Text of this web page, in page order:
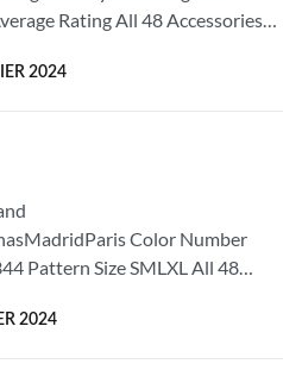
Rating All 48 Accessories
2024
Color Number
Pattern Size SMLXL All 48
Always at the...
2024